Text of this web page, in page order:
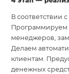
В соответствии
Программируем
менеджеров,
Делаем
клиентам.
денежных